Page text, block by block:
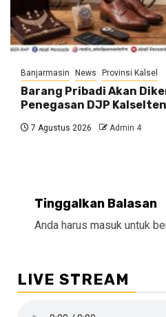
Banjarmasin News Provinsi Kalsel
Barang Pribadi Akan
Penegasan DJP
7 Agustus 2026 Admin 4
Tinggalkan Balasan
Anda harus masuk untuk
LIVE STREAM